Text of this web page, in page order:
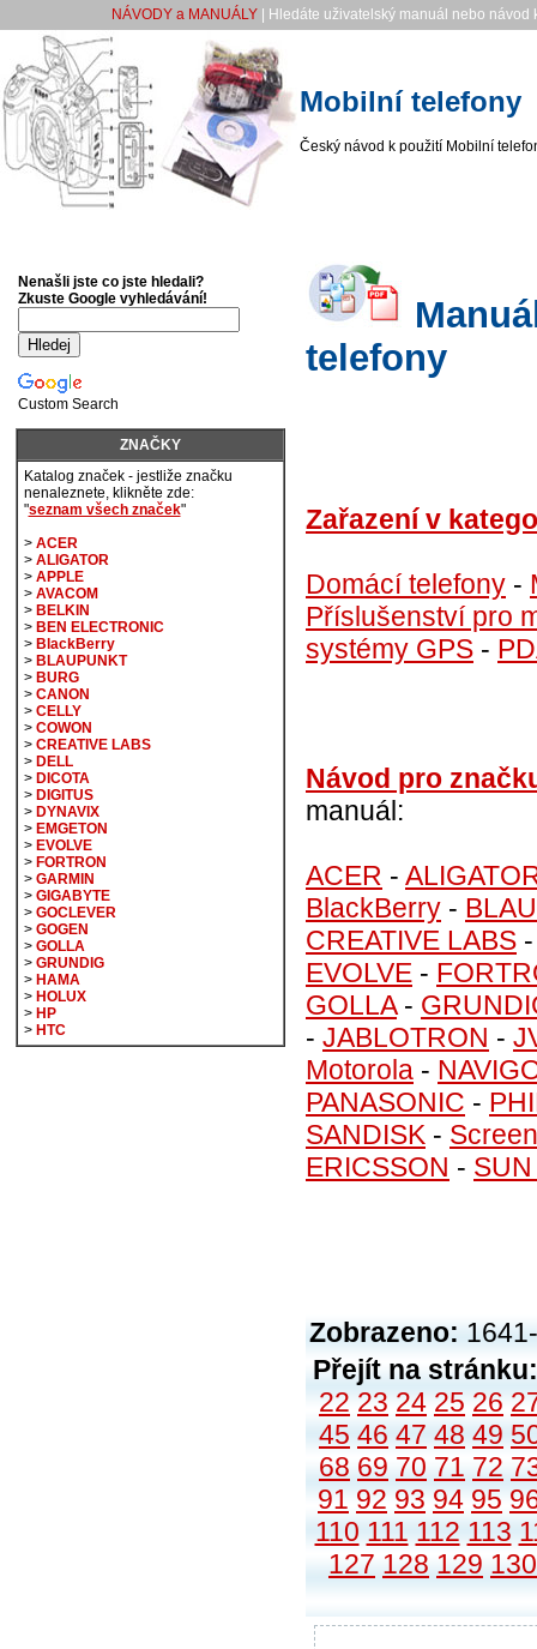
NÁVODY a MANUÁLY| Hledáte uživatelský manuál nebo návod
Mobilní telefony
Český návod k použití Mobilní
telefony
Zařazení v
Domácí telefony -
Příslušenství pro
systémy GPS -
Návod pro
manuál:
ACER -
BlackBerry -
CREATIVE LABS
EVOLVE -
GOLLA-
- JABLOTRON -
Motorola -
PANASONIC -
SANDISK -
ERICSSON -
Zobrazeno:
Přejít na stránku:
22 23 24 25 26
45 46 47 48 49
68 69 70 71 72
91 92 93 94 95
110 111 112 113
127 128 129 130
Nenašli jste co jste hledali?
Zkuste Google vyhledávání!
Custom Search
ZNAČKY
Katalog značek - jestliže značku
nenaleznete, klikněte zde:
"seznam všech značek"
> ACER
> ALIGATOR
> APPLE
> AVACOM
> BELKIN
> BEN ELECTRONIC
> BlackBerry
> BLAUPUNKT
> BURG
> CANON
> CELLY
> COWON
> CREATIVE LABS
> DELL
> DICOTA
> DIGITUS
> DYNAVIX
> EMGETON
> EVOLVE
> FORTRON
> GARMIN
> GIGABYTE
> GOCLEVER
> GOGEN
> GOLLA
> GRUNDIG
> HAMA
> HOLUX
> HP
> HTC